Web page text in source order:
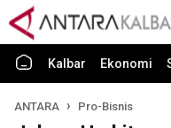
Kalbar Ekonomi
ANTARA Pro-Bisnis